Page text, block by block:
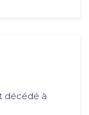
décédé à